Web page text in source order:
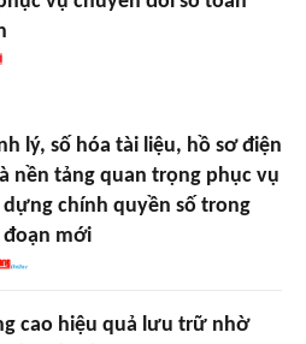
lý, số hóa tài liệu, hồ sơ điện
nền tảng quan trọng phục vụ
dựng chính quyền số trong
đoạn mới
cao hiệu quả lưu trữ nhờ